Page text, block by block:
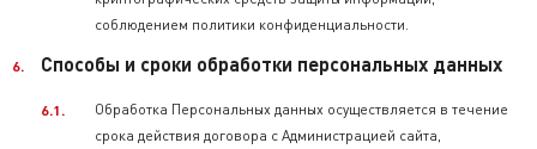
соблюдением политики конфиденциальности.
Способы и сроки обработки персональных данных
Обработка Персональных данных осуществляется в течение
срока действия договора с Администрацией сайта,